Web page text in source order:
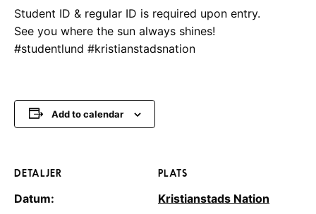
Student ID & regular ID is required upon entry.
See you where the sun always shines!
#studentlund #kristianstadsnation
Add to calendar
DETALJER
Datum:
PLATS
Kristianstads Nation